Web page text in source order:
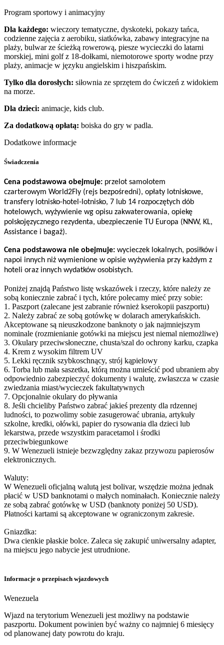
Program sportowy i animacyjny
Dla każdego: wieczory tematyczne, dyskoteki, pokazy tańca,
codzienne zajęcia z aerobiku, siatkówka, zabawy integracyjne na
plaży, bulwar ze ścieżką rowerową, piesze wycieczki do latarni
morskiej, mini golf z 18-dołkami, niemotorowe sporty wodne przy
plaży, animacje w języku angielskim i hiszpańskim.
Tylko dla dorosłych: siłownia ze sprzętem do ćwiczeń z widokiem
na morze.
Dla dzieci: animacje, kids club.
Za dodatkową opłatą: boiska do gry w padla.
Dodatkowe informacje
Świadczenia
Cena podstawowa obejmuje: przelot samolotem
czarterowym World2Fly (rejs bezpośredni), opłaty lotniskowe,
transfery lotnisko-hotel-lotnisko, 7 lub 14 rozpoczętych dób
hotelowych, wyżywienie wg opisu zakwaterowania, opiekę
polskojęzycznego rezydenta, ubezpieczenie TU Europa (NNW, KL,
Assistance i bagaż).
Cena podstawowa nie obejmuje: wycieczek lokalnych, posiłków i
napoi innych niż wymienione w opisie wyżywienia przy każdym z
hoteli oraz innych wydatków osobistych.
Poniżej znajdą Państwo listę wskazówek i rzeczy, które należy ze
sobą koniecznie zabrać i tych, które polecamy mieć przy sobie:
1. Paszport (zalecane jest zabranie również kserokopii paszportu)
2. Należy zabrać ze sobą gotówkę w dolarach amerykańskich.
Akceptowane są nieuszkodzone banknoty o jak najmniejszym
nominale (rozmienianie gotówki na miejscu jest niemal niemożliwe)
3. Okulary przeciwsłoneczne, chusta/szal do ochrony karku, czapka
4. Krem z wysokim filtrem UV
5. Lekki ręcznik szybkoschnący, strój kąpielowy
6. Torba lub mała saszetka, którą można umieścić pod ubraniem aby
odpowiednio zabezpieczyć dokumenty i walutę, zwłaszcza w czasie
zwiedzania miast/wycieczek fakultatywnych
7. Opcjonalnie okulary do pływania
8. Jeśli chcieliby Państwo zabrać jakieś prezenty dla rdzennej
ludności, to pozwolimy sobie zasugerować ubrania, artykuły
szkolne, kredki, ołówki, papier do rysowania dla dzieci lub
lekarstwa, przede wszystkim paracetamol i środki
przeciwbiegunkowe
9. W Wenezueli istnieje bezwzględny zakaz przywozu papierosów
elektronicznych.
Waluty:
W Wenezueli oficjalną walutą jest bolivar, wszędzie można jednak
płacić w USD banknotami o małych nominałach. Koniecznie należy
ze sobą zabrać gotówkę w USD (banknoty poniżej 50 USD).
Płatności kartami są akceptowane w ograniczonym zakresie.
Gniazdka:
Dwa cienkie płaskie bolce. Zaleca się zakupić uniwersalny adapter,
na miejscu jego nabycie jest utrudnione.
Informacje o przepisach wjazdowych
Wenezuela
Wjazd na terytorium Wenezueli jest możliwy na podstawie
paszportu. Dokument powinien być ważny co najmniej 6 miesięcy
od planowanej daty powrotu do kraju.